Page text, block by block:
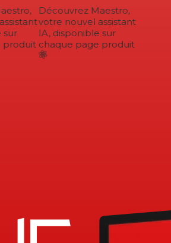
Découvrez Maestro,
votre nouvel assistant
IA, disponible sur
chaque page produit